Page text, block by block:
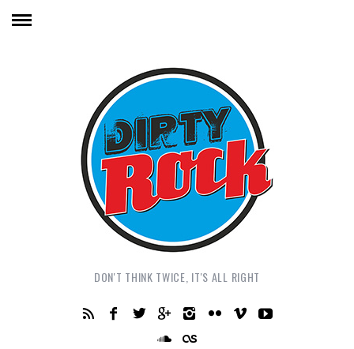
DON'T THINK TWICE, IT'S ALL RIGHT